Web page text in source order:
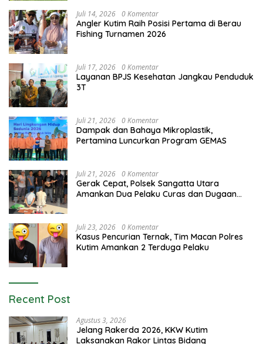
Juli 14, 2026 0 Komentar
Angler Kutim Raih Posisi Pertama di Berau
Fishing Turnamen 2026
Juli 17, 2026 0 Komentar
Layanan BPJS Kesehatan Jangkau Penduduk
3T
Juli 21, 2026 0 Komentar
Dampak dan Bahaya Mikroplastik,
Pertamina Luncurkan Program GEMAS
Juli 21, 2026 0 Komentar
Gerak Cepat, Polsek Sangatta Utara
Amankan Dua Pelaku Curas dan Dugaan
Juli 23, 2026 0 Komentar
Kasus Pencurian Ternak, Tim Macan Polres
Kutim Amankan 2 Terduga Pelaku
Recent Post
Agustus 3, 2026
Jelang Rakerda 2026, KKW Kutim
Laksanakan Rakor Lintas Bidang